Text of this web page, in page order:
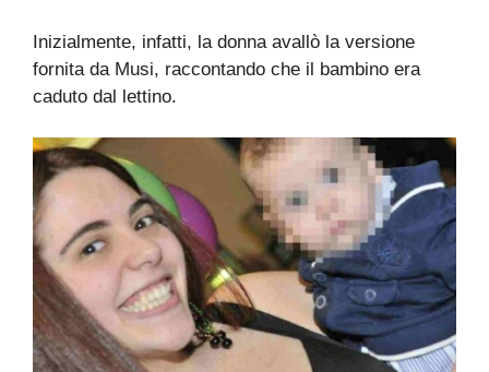
Inizialmente, infatti, la donna avallò la versione
fornita da Musi, raccontando che il bambino era
caduto dal lettino.